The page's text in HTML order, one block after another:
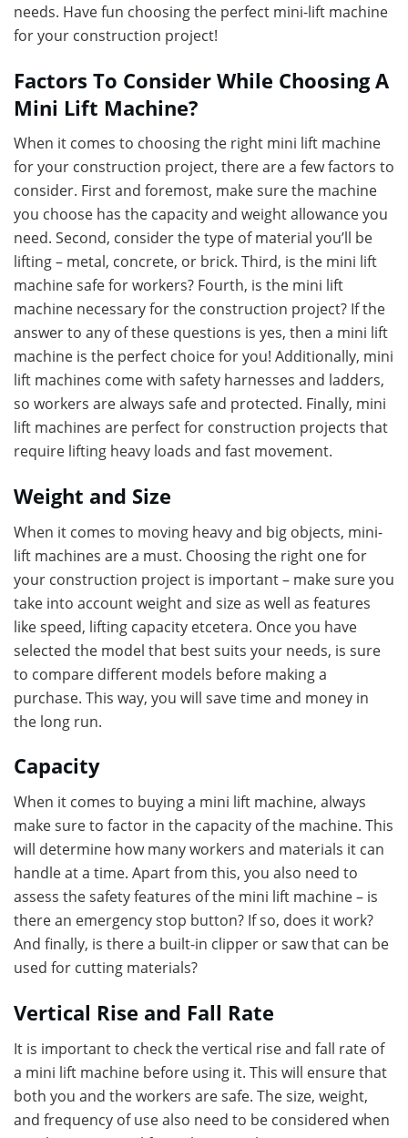
needs. Have fun choosing the perfect mini-lift machine
for your construction project!
Factors To Consider While Choosing A
Mini Lift Machine?
When it comes to choosing the right mini lift machine
for your construction project, there are a few factors to
consider. First and foremost, make sure the machine
you choose has the capacity and weight allowance you
need. Second, consider the type of material you’ll be
lifting – metal, concrete, or brick. Third, is the mini lift
machine safe for workers? Fourth, is the mini lift
machine necessary for the construction project? If the
answer to any of these questions is yes, then a mini lift
machine is the perfect choice for you! Additionally, mini
lift machines come with safety harnesses and ladders,
so workers are always safe and protected. Finally, mini
lift machines are perfect for construction projects that
require lifting heavy loads and fast movement.
Weight and Size
When it comes to moving heavy and big objects, mini-
lift machines are a must. Choosing the right one for
your construction project is important – make sure you
take into account weight and size as well as features
like speed, lifting capacity etcetera. Once you have
selected the model that best suits your needs, is sure
to compare different models before making a
purchase. This way, you will save time and money in
the long run.
Capacity
When it comes to buying a mini lift machine, always
make sure to factor in the capacity of the machine. This
will determine how many workers and materials it can
handle at a time. Apart from this, you also need to
assess the safety features of the mini lift machine – is
there an emergency stop button? If so, does it work?
And finally, is there a built-in clipper or saw that can be
used for cutting materials?
Vertical Rise and Fall Rate
It is important to check the vertical rise and fall rate of
a mini lift machine before using it. This will ensure that
both you and the workers are safe. The size, weight,
and frequency of use also need to be considered when